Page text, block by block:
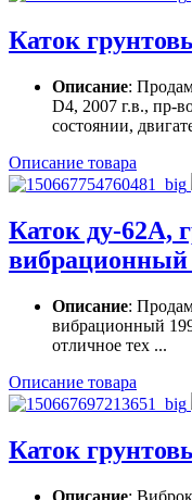
Каток
Описание:
D4, 2007 г.в., пр-
состоянии,
Описание товара
Каток ду-62А,
вибрационный
Описание:
вибрационный
отличное тех ...
Описание товара
Каток
Описание: